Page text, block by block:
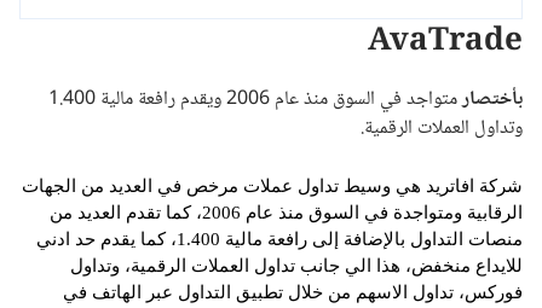
AvaTrade
بأختصار
متواجد في السوق منذ عام 2006 ويقدم رافعة مالية 1.400
وتداول العملات الرقمية.
شركة افاتريد هي وسيط تداول عملات مرخص في العديد من الجهات
الرقابية ومتواجدة في السوق منذ عام 2006، كما تقدم العديد من
منصات التداول بالإضافة إلى رافعة مالية 1.400، كما يقدم حد ادني
للايداع منخفض، هذا الي جانب تداول العملات الرقمية، وتداول
فوركس، تداول الاسهم من خلال تطبيق التداول عبر الهاتف في